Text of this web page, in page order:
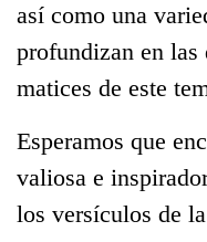
así como una
profundizan en
matices de este
Esperamos que
valiosa e
los versículos de